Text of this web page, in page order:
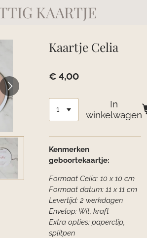
KAARTJE
Kaartje Celia
€ 4,00
In
winkelwagen
Kenmerken
geboortekaartje:
Formaat Celia: 10 x 10 cm
Formaat datum: 11 x 11 cm
Levertijd: 2 werkdagen
Envelop: Wit, kraft
Extra opties: paperclip,
splitpen